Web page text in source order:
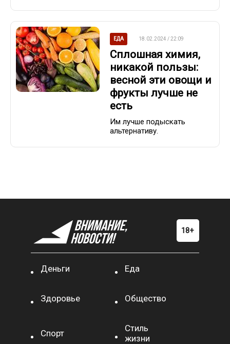
ЕДА 18.02.2024 / 22:09
Сплошная химия,
никакой пользы:
весной эти овощи и
фрукты лучше не
есть
Им лучше подыскать
альтернативу.
Деньги Еда
Здоровье Общество
Спорт
Стиль
жизни